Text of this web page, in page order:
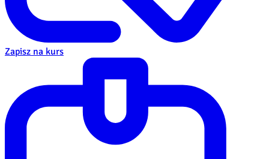
Zapisz na kurs